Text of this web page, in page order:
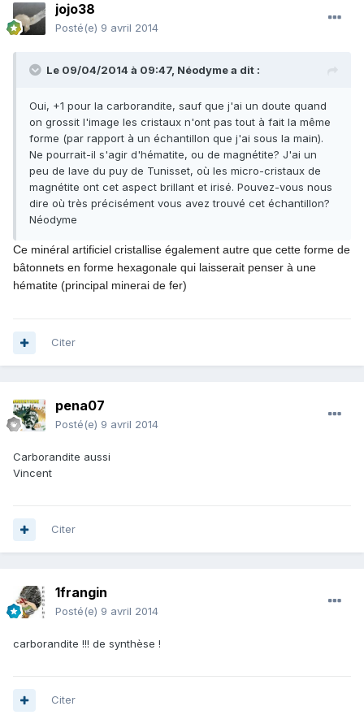
jojo38
Posté(e) 9 avril 2014
Le 09/04/2014 à 09:47, Néodyme a dit :
Oui, +1 pour la carborandite, sauf que j'ai un doute quand
on grossit l'image les cristaux n'ont pas tout à fait la même
forme (par rapport à un échantillon que j'ai sous la main).
Ne pourrait-il s'agir d'hématite, ou de magnétite? J'ai un
peu de lave du puy de Tunisset, où les micro-cristaux de
magnétite ont cet aspect brillant et irisé. Pouvez-vous nous
dire où très précisément vous avez trouvé cet échantillon?
Néodyme
Ce minéral artificiel cristallise également autre que cette forme de
bâtonnets en forme hexagonale qui laisserait penser à une
hématite (principal minerai de fer)
Citer
pena07
Posté(e) 9 avril 2014
Carborandite aussi
Vincent
Citer
1frangin
Posté(e) 9 avril 2014
carborandite !!! de synthèse !
Citer